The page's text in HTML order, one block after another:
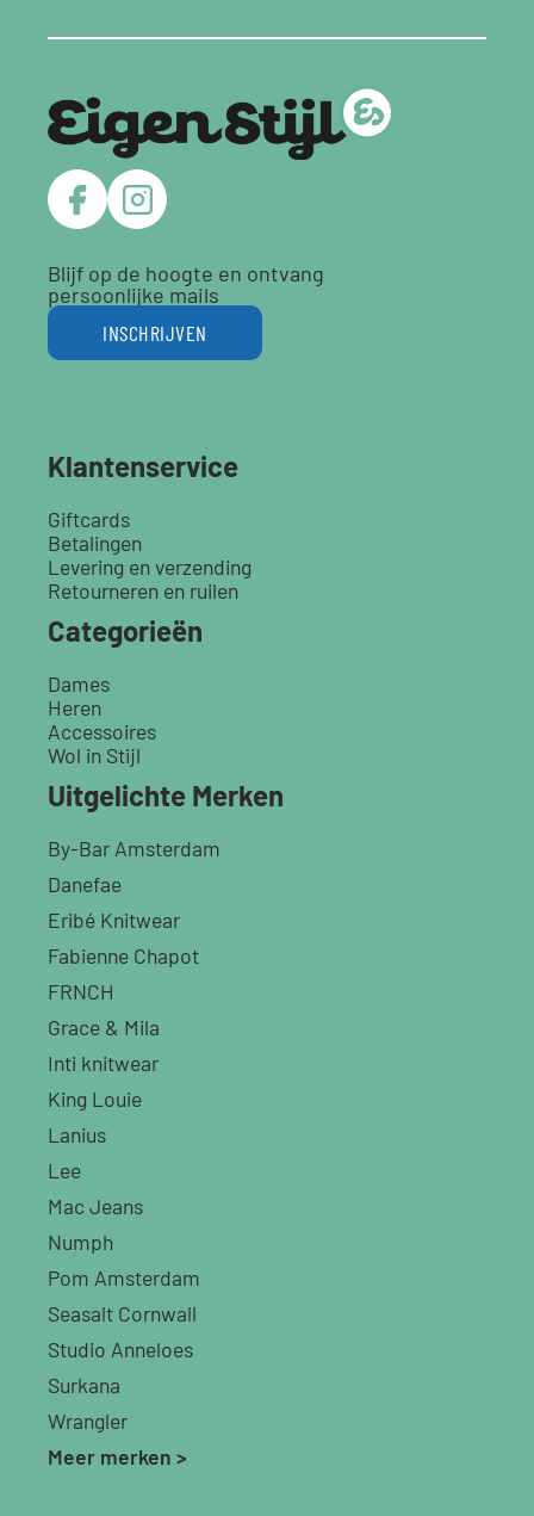
Blijf op de hoogte en ontvang
persoonlijke mails
INSCHRIJVEN
Klantenservice
Giftcards
Betalingen
Levering en verzending
Retourneren en ruilen
Categorieën
Dames
Heren
Accessoires
Wol in Stijl
Uitgelichte Merken
By-Bar Amsterdam
Danefae
Eribé Knitwear
Fabienne Chapot
FRNCH
Grace & Mila
Inti knitwear
King Louie
Lanius
Lee
Mac Jeans
Numph
Pom Amsterdam
Seasalt Cornwall
Studio Anneloes
Surkana
Wrangler
Meer merken >